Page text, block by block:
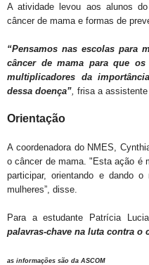
A atividade levou aos alunos
câncer de mama e formas de
“Pensamos nas escolas para
câncer de mama para que
multiplicadores da
dessa doença” frisa a assistente
Orientação
A coordenadora do NMES,
o câncer de mama. "Esta ação é
participar, orientando e dando o
mulheres”, disse.
Para a estudante Patrícia
palavras-chave na luta contra o
as informações são da ASCOM